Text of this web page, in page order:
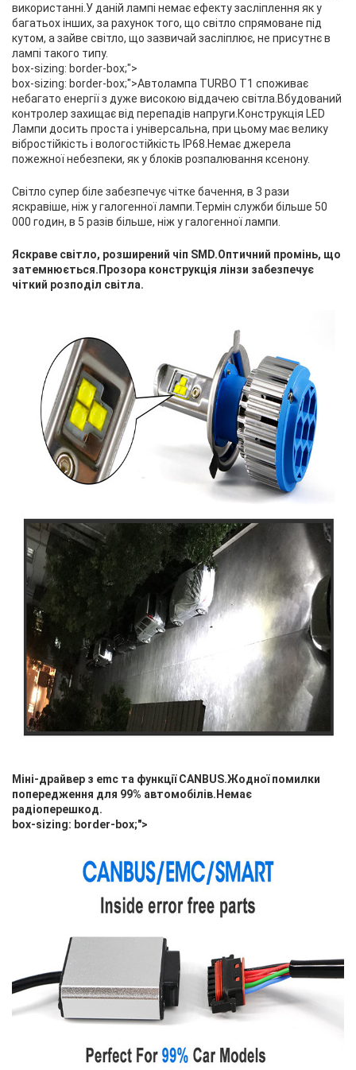
використанні.У даній лампі немає ефекту засліплення як у
багатьох інших, за рахунок того, що світло спрямоване під
кутом, а зайве світло, що зазвичай засліплює, не присутнє в
лампі такого типу.
box-sizing: border-box;">
box-sizing: border-box;">Автолампа TURBO T1 споживає
небагато енергії з дуже високою віддачею світла.Вбудований
контролер захищає від перепадів напруги.Конструкція LED
Лампи досить проста і універсальна, при цьому має велику
вібростійкість і вологостійкість IP68.Немає джерела
пожежної небезпеки, як у блоків розпалювання ксенону.
Світло супер біле забезпечує чітке бачення, в 3 рази
яскравіше, ніж у галогенної лампи.Термін служби більше 50
000 годин, в 5 разів більше, ніж у галогенної лампи.
Яскраве світло, розширений чіп SMD.Оптичний промінь, що
затемнюється.Прозора конструкція лінзи забезпечує
чіткий розподіл світла.
Міні-драйвер з emc та функції CANBUS.Жодної помилки
попередження для 99% автомобілів.Немає
радіоперешкод.
box-sizing: border-box;">